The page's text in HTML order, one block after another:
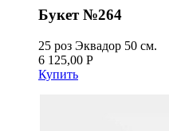
Букет №264
25 роз Эквадор 50 см.
6 125,00 Р
Купить